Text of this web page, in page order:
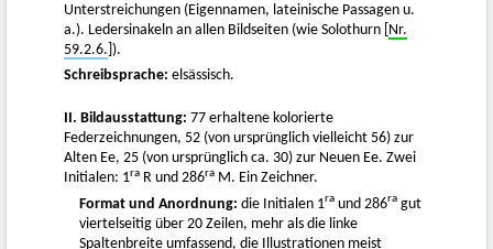
Unterstreichungen (Eigennamen, lateinische Passagen u.
a.). Ledersinakeln an allen Bildseiten (wie Solothurn [ Nr.
59.2.6. ]).
Schreibsprache: elsässisch.
II. Bildausstattung: 77 erhaltene kolorierte
Federzeichnungen, 52 (von ursprünglich vielleicht 56) zur
Alten Ee, 25 (von ursprünglich ca. 30) zur Neuen Ee. Zwei
Initialen: 1ra R und 286ra M. Ein Zeichner.
Format und Anordnung: die Initialen 1ra und 286ra gut
viertelseitig über 20 Zeilen, mehr als die linke
Spaltenbreite umfassend, die Illustrationen meist